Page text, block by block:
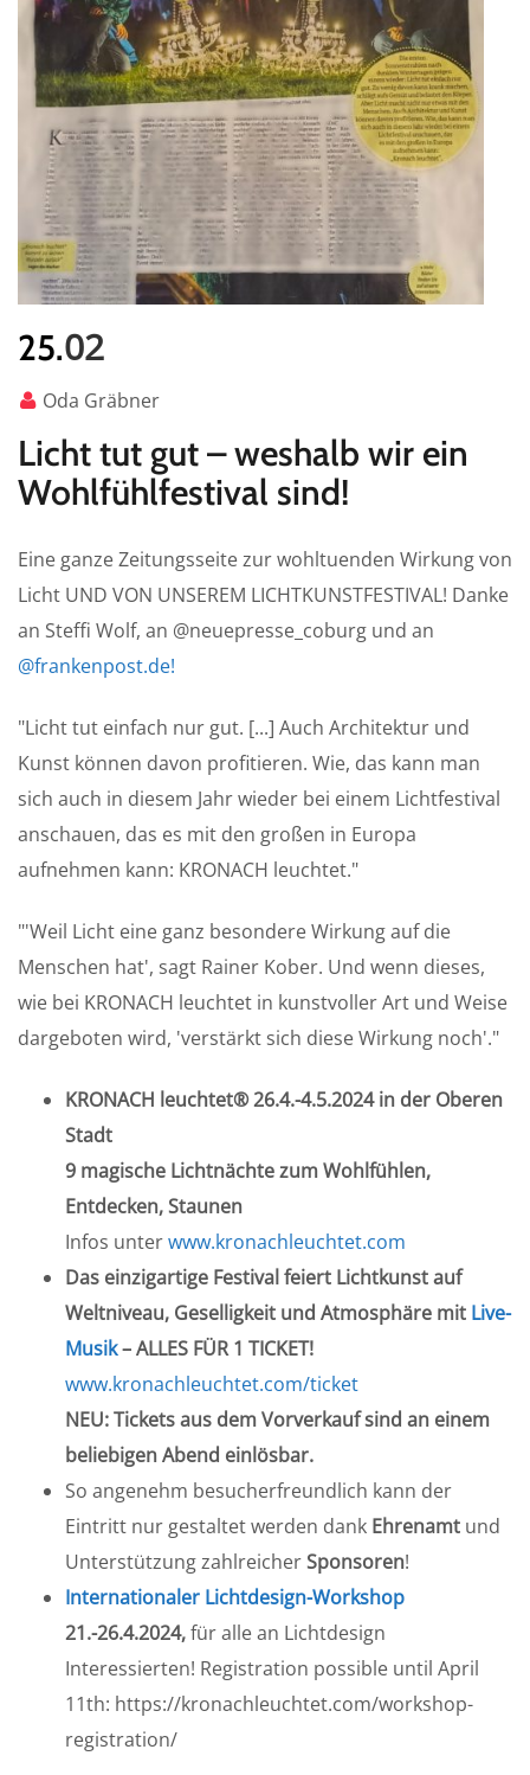
25.02
Oda Gräbner
Licht tut gut – weshalb wir ein
Wohlfühlfestival sind!
Eine ganze Zeitungsseite zur wohltuenden Wirkung von
Licht UND VON UNSEREM LICHTKUNSTFESTIVAL! Danke
an Steffi Wolf, an @neuepresse_coburg und an
@frankenpost.de!
"Licht tut einfach nur gut. [...] Auch Architektur und
Kunst können davon profitieren. Wie, das kann man
sich auch in diesem Jahr wieder bei einem Lichtfestival
anschauen, das es mit den großen in Europa
aufnehmen kann: KRONACH leuchtet."
"'Weil Licht eine ganz besondere Wirkung auf die
Menschen hat', sagt Rainer Kober. Und wenn dieses,
wie bei KRONACH leuchtet in kunstvoller Art und Weise
dargeboten wird, 'verstärkt sich diese Wirkung noch'."
KRONACH leuchtet® 26.4.-4.5.2024 in der Oberen
Stadt
9 magische Lichtnächte zum Wohlfühlen,
Entdecken, Staunen
Infos unterwww.kronachleuchtet.com
Das einzigartige Festival feiert Lichtkunst auf
Weltniveau, Geselligkeit und Atmosphäre mit Live-
Musik– ALLES FÜR 1 TICKET!
www.kronachleuchtet.com/ticket
NEU: Tickets aus dem Vorverkauf sind an einem
beliebigen Abend einlösbar.
So angenehm besucherfreundlich kann der
Eintritt nur gestaltet werden dank Ehrenamt und
Unterstützung zahlreicherSponsoren!
Internationaler Lichtdesign-Workshop
21.-26.4.2024,für alle an Lichtdesign
Interessierten! Registration possible until April
11th: https://kronachleuchtet.com/workshop-
registration/